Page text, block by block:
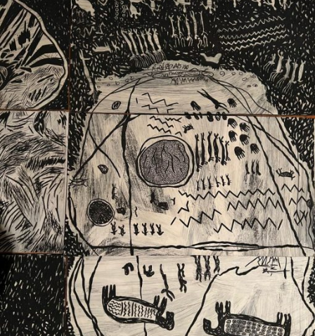
Configuración de cookies
Universidad de los Andes | Vigilada Mineducación.
Reconocimiento como universidad: Decreto 1297 del 30
de mayo de 1964. Reconocimiento de personería jurídica:
Resolución 28 del 23 de febrero de 1949, Minjusticia.
Acreditación institucional de alta calidad, 10 años:
Resolución 000194 del 16 de enero del 2025.
Ext. 2626
Posgrados
Ext. 4925
Educación
Continua
Ext. 4795